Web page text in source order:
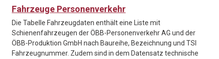
Fahrzeuge Personenverkehr
Die Tabelle Fahrzeugdaten enthält eine Liste mit
Schienenfahrzeugen der ÖBB-Personenverkehr AG und der
ÖBB-Produktion GmbH nach Baureihe, Bezeichnung und TSI
Fahrzeugnummer. Zudem sind in dem Datensatz technische